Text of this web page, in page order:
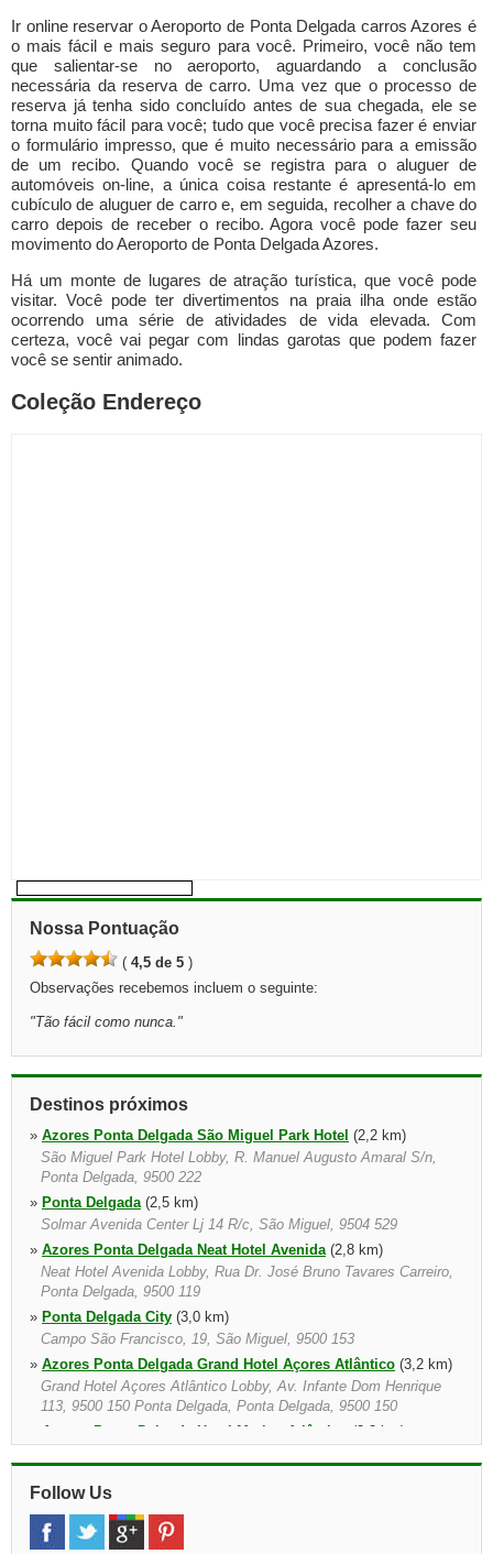
Ir online reservar o Aeroporto de Ponta Delgada carros Azores é
o mais fácil e mais seguro para você. Primeiro, você não tem
que salientar-se no aeroporto, aguardando a conclusão
necessária da reserva de carro. Uma vez que o processo de
reserva já tenha sido concluído antes de sua chegada, ele se
torna muito fácil para você; tudo que você precisa fazer é enviar
o formulário impresso, que é muito necessário para a emissão
de um recibo. Quando você se registra para o aluguer de
automóveis on-line, a única coisa restante é apresentá-lo em
cubículo de aluguer de carro e, em seguida, recolher a chave do
carro depois de receber o recibo. Agora você pode fazer seu
movimento do Aeroporto de Ponta Delgada Azores.
Há um monte de lugares de atração turística, que você pode
visitar. Você pode ter divertimentos na praia ilha onde estão
ocorrendo uma série de atividades de vida elevada. Com
certeza, você vai pegar com lindas garotas que podem fazer
você se sentir animado.
Coleção Endereço
Nossa Pontuação
( 4,5 de 5 )
Observações recebemos incluem o seguinte:
"Tão fácil como nunca. "
Destinos próximos
» Azores Ponta Delgada São Miguel Park Hotel (2,2 km)
São Miguel Park Hotel Lobby, R. Manuel Augusto Amaral S/n,
Ponta Delgada, 9500 222
» Ponta Delgada(2,5 km)
Solmar Avenida Center Lj 14 R/c, São Miguel, 9504 529
» Azores Ponta Delgada Neat Hotel Avenida(2,8 km)
Neat Hotel Avenida Lobby, Rua Dr. José Bruno Tavares Carreiro,
Ponta Delgada, 9500 119
» Ponta Delgada City (3,0 km)
Campo São Francisco, 19, São Miguel, 9500 153
» Azores Ponta Delgada Grand Hotel Açores Atlântico (3,2 km)
Grand Hotel Açores Atlântico Lobby, Av. Infante Dom Henrique
113, 9500 150 Ponta Delgada, Ponta Delgada, 9500 150
Azores Ponta Delgada Hotel Marina Atlântico
(3,3 km)
»Sao Miguel Hotels
Mention Hotel Name, São Miguel
»Furnas Azores(33,8 km)
Follow Us